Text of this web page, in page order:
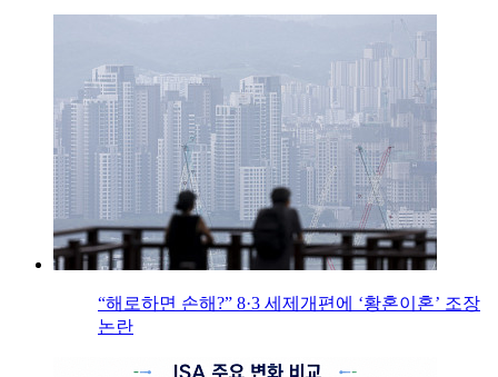
“해로하면 손해?” 8·3 세제개편에 ‘황혼이혼’ 조장
논란